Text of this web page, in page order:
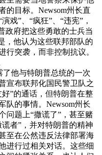
的目标。Newsom州长直
戏”、“疯狂”、“违宪”，
政府把这些勇敢的士兵当
，他认为这些联邦部队的
行突袭，而非控制抗议。
了他与特朗普总统的一次
宣布联邦化国民警卫队之
”的通话，但特朗普在整
队的事情。Newsom州长
问题上“撒谎了”，甚至赌
者”，并对特朗普的精神
至在公然违反法律部署海
进行过相关对话。这些细